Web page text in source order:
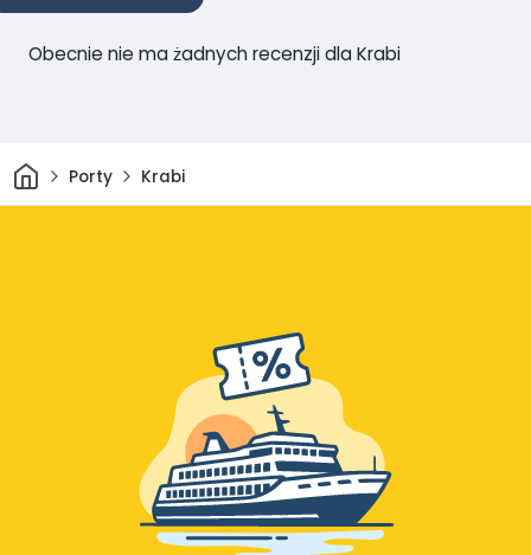
Obecnie nie ma żadnych recenzji dla Krabi
DomPorty Krabi